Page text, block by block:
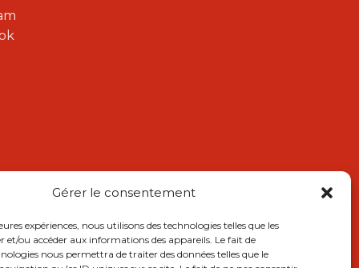
Gérer le consentement
expériences, nous utilisons des technologies telles que les
et/ou accéder aux informations des appareils. Le fait de
nous permettra de traiter des données telles que le